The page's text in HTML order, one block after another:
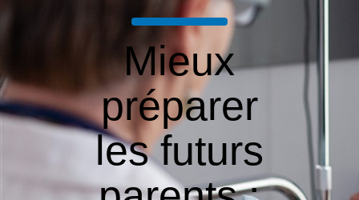
Mieux
préparer
les futurs